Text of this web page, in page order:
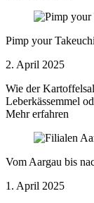
Pimp your Takeuchi
2. April 2025
Wie der
Leberkässemmel
Mehr erfahren
Vom Aargau bis
1. April 2025